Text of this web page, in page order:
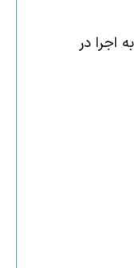
اجرا در